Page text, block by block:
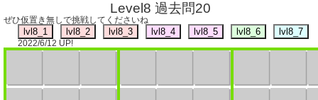
Level8 過去問20
ぜひ仮置き無しで挑戦してくださいね
2022/6/12 UP!